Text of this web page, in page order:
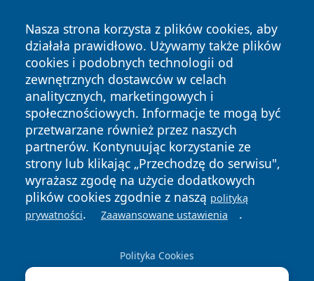
Nasza strona korzysta z plików cookies, aby
działała prawidłowo. Używamy także plików
cookies i podobnych technologii od
zewnętrznych dostawców w celach
analitycznych, marketingowych i
społecznościowych. Informacje te mogą być
przetwarzane również przez naszych
partnerów. Kontynuując korzystanie ze
strony lub klikając „Przechodzę do serwisu",
wyrażasz zgodę na użycie dodatkowych
plików cookies zgodnie z naszą polityką
prywatności. Zaawansowane ustawienia .
Polityka Cookies
Copyright © 2026 nowosadecki24.pl Wszystkie prawa
zastrzeżone.
News Autorzy
Polityka
Prywatności
Polityka
Cookies